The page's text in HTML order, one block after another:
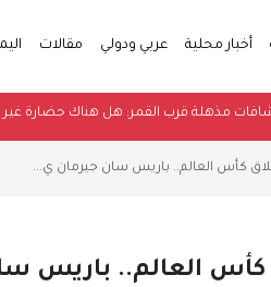
أخبار محلية عربي ودولي مقالات
اكتشافات مذهلة قرب القمر: هل هناك
كأس العالم.. باريس سان جيرمان ي...
كأس العالم.. باريس